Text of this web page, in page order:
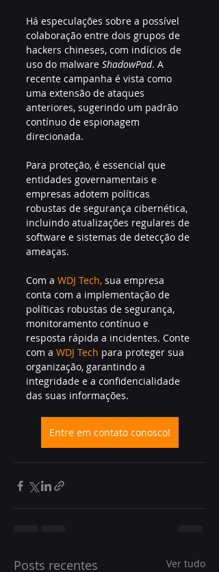
Há especulações sobre a possível
colaboração entre dois grupos de
hackers chineses, com indícios de
uso do malware ShadowPad. A
recente campanha é vista como
uma extensão de ataques
anteriores, sugerindo um padrão
contínuo de espionagem
direcionada.
Para proteção, é essencial que
entidades governamentais e
empresas adotem políticas
robustas de segurança cibernética,
incluindo atualizações regulares de
software e sistemas de detecção de
ameaças.
Com a WDJ Tech, sua empresa
conta com a implementação de
políticas robustas de segurança,
monitoramento contínuo e
resposta rápida a incidentes. Conte
com a WDJ Tech para proteger sua
organização, garantindo a
integridade e a confidencialidade
das suas informações.
Entre em contato conosco!
Posts recentes Ver tudo